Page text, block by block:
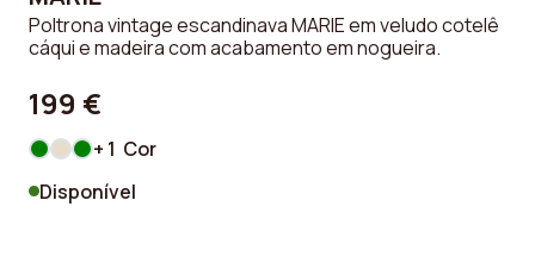
Poltrona vintage escandinava MARIE em veludo cotelê
cáqui e madeira com acabamento em nogueira.
199 €
+ 1 Cor
Disponível